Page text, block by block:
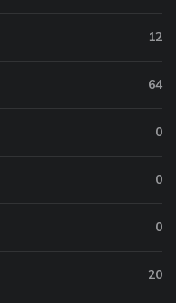
12
64
0
0
0
20